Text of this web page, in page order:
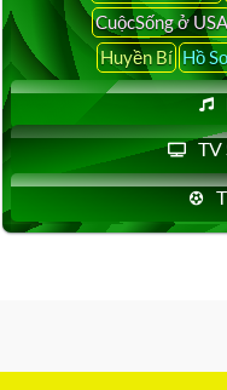
CuộcSống ở USA
Huyền Bí Hồ
TV